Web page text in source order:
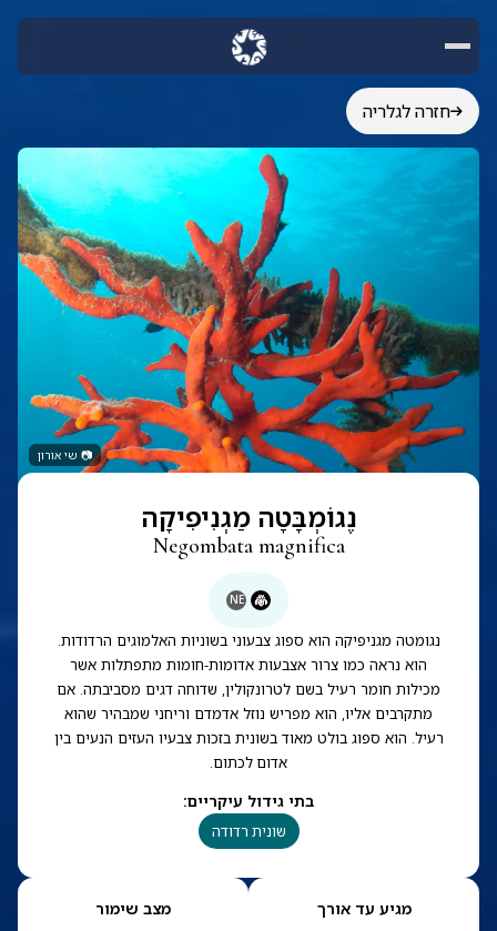
חזרה לגלריה
📷 שי אורון
נֶגוֹמְבָּטָה מַגְנִיפִיקָה
Negombata magnifica
NE
נגומטה מגניפיקה הוא ספוג צבעוני בשוניות האלמוגים הרדודות.
הוא נראה כמו צרור אצבעות אדומות-חומות מתפתלות אשר
מכילות חומר רעיל בשם לטרונקולין, שדוחה דגים מסביבתה. אם
מתקרבים אליו, הוא מפריש נוזל אדמדם וריחני שמבהיר שהוא
רעיל. הוא ספוג בולט מאוד בשונית בזכות צבעיו העזים הנעים בין
אדום לכתום.
בתי גידול עיקריים:
שונית רדודה
מגיע עד אורך מצב שימור